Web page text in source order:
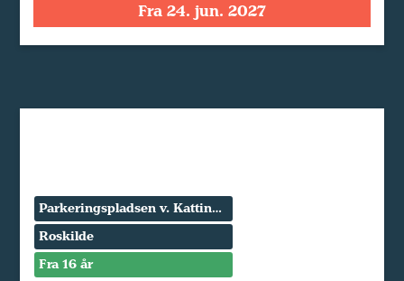
Fra 24. jun. 2027
Parkeringspladsen v. Kattinge Værk
Roskilde
Fra 16 år